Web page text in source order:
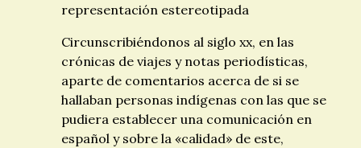
representación estereotipada
Circunscribiéndonos al siglo xx, en las
crónicas de viajes y notas periodísticas,
aparte de comentarios acerca de si se
hallaban personas indígenas con las que se
pudiera establecer una comunicación en
español y sobre la «calidad» de este,